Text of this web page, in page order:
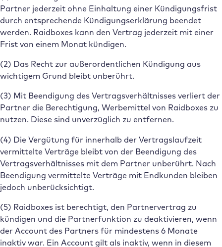
Partner jederzeit ohne Einhaltung einer Kündigungsfrist
durch entsprechende Kündigungserklärung beendet
werden. Raidboxes kann den Vertrag jederzeit mit einer
Frist von einem Monat kündigen.
(2) Das Recht zur außerordentlichen Kündigung aus
wichtigem Grund bleibt unberührt.
(3) Mit Beendigung des Vertragsverhältnisses verliert der
Partner die Berechtigung, Werbemittel von Raidboxes zu
nutzen. Diese sind unverzüglich zu entfernen.
(4) Die Vergütung für innerhalb der Vertragslaufzeit
vermittelte Verträge bleibt von der Beendigung des
Vertragsverhältnisses mit dem Partner unberührt. Nach
Beendigung vermittelte Verträge mit Endkunden bleiben
jedoch unberücksichtigt.
(5) Raidboxes ist berechtigt, den Partnervertrag zu
kündigen und die Partnerfunktion zu deaktivieren, wenn
der Account des Partners für mindestens 6 Monate
inaktiv war. Ein Account gilt als inaktiv, wenn in diesem